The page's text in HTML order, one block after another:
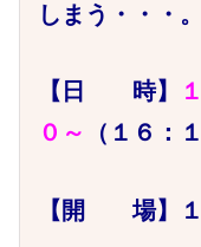
しまう・・・。
【日 時】
０～
（１６：
【開 場】１